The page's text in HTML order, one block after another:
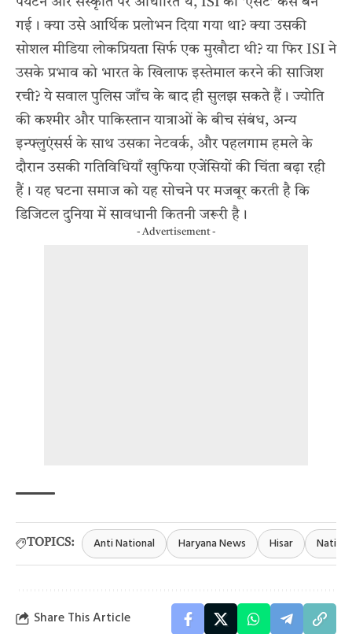
गई। क्या उसे आर्थिक प्रलोभन दिया गया था? क्या उसकी
सोशल मीडिया लोकप्रियता सिर्फ एक मुखौटा थी? या फिर ISI ने
उसके प्रभाव को भारत के खिलाफ इस्तेमाल करने की साजिश
रची? ये सवाल पुलिस जाँच के बाद ही सुलझ सकते हैं। ज्योति
की कश्मीर और पाकिस्तान यात्राओं के बीच संबंध, अन्य
इन्फ्लुएंसर्स के साथ उसका नेटवर्क, और पहलगाम हमले के
दौरान उसकी गतिविधियाँ खुफिया एजेंसियों की चिंता बढ़ा रही
हैं। यह घटना समाज को यह सोचने पर मजबूर करती है कि
डिजिटल दुनिया में सावधानी कितनी जरूरी है।
- Advertisement -
TOPICS: Anti National Haryana News Hisar
Share This Article